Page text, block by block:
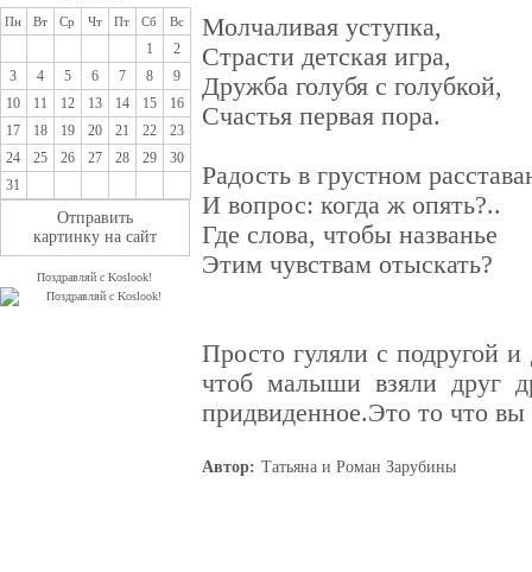
Пн Вт Ср Чт Пт Сб Вс
1
2
3
4 5 6 7 8
9
10
11 12 13 14 15
16
17
18 19 20 21 22
23
24
25 26 27 28 29
30
31
Отправить
картинку на сайт
Поздравляй с Koslook!
Молчаливая уступка,
Страсти детская игра,
Дружба голубя с голубкой,
Счастья первая пора.
Радость в грустном
И вопрос: когда ж опять?..
Где слова, чтобы названье
Этим чувствам отыскать?
Просто гуляли с подругой
чтоб малыши взяли друг
придвиденное.Это то что
Автор: Татьяна и Роман Зарубины